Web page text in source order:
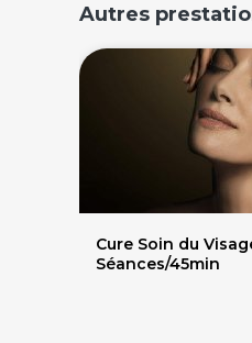
Autres
Cure Soin du
Séances/45min